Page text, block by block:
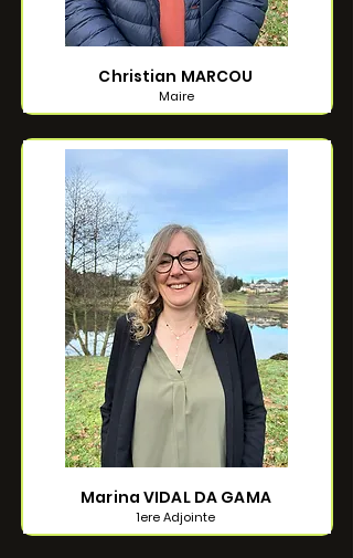
Christian MARCOU
Maire
Marina VIDAL DA GAMA
1ere Adjointe